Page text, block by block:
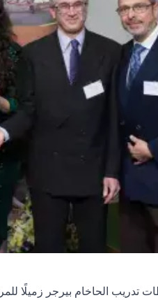
تدريب الحاخام بيرجر زميلًا